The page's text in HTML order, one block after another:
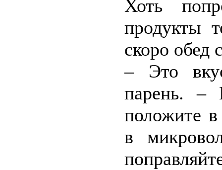
Хоть
продукты
скоро обед
– Это
парень. –
положите в
в